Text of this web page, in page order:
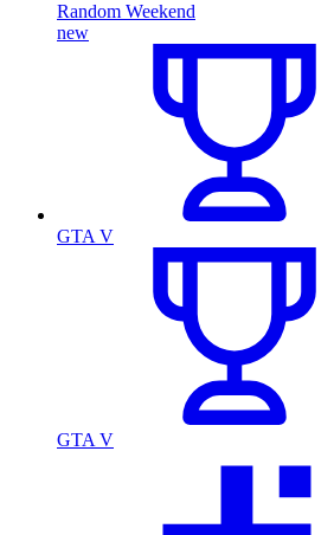
Random Weekend
new
GTA V
GTA V